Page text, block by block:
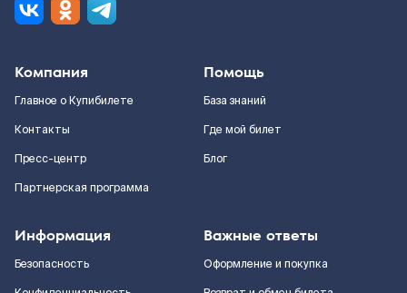
Компания
Главное о Купибилете
Контакты
Пресс-центр
Партнерская программа
Помощь
База знаний
Где мой билет
Блог
Информация
Безопасность
Важные ответы
Оформление и покупка